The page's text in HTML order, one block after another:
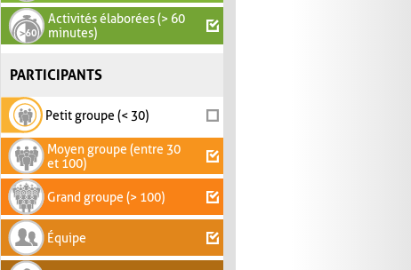
Activités élaborées (> 60
minutes)
PARTICIPANTS
Petit groupe (< 30)
Moyen groupe (entre 30
et 100)
Grand groupe (> 100)
Équipe